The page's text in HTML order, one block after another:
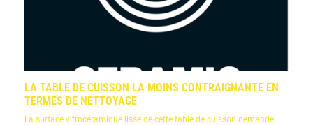
LA TABLE DE CUISSON LA MOINS CONTRAIGNANTE EN
TERMES DE NETTOYAGE
La surface vitrocéramique lisse de cette table de cuisson demande